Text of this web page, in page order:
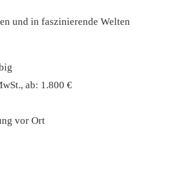
und in faszinierende Welten
ab: 1.800 €
vor Ort